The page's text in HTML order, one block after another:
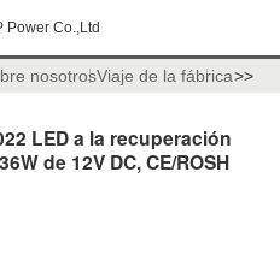
Power Co.,Ltd
nosotrosViaje de la fábrica>>
LED a la recuperación
de 12V DC, CE/ROSH